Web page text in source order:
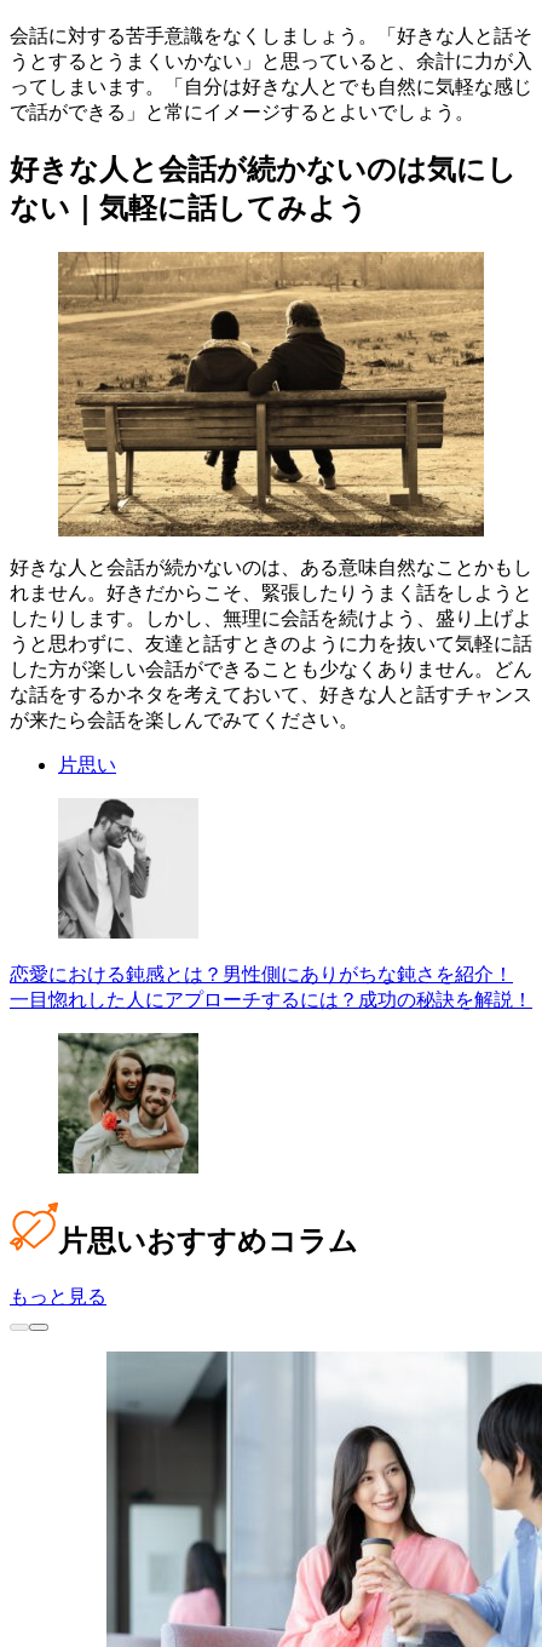
会話に対する苦手意識をなくしましょう。「好きな人と話そ
うとするとうまくいかない」と思っていると、余計に力が入
ってしまいます。「自分は好きな人とでも自然に気軽な感じ
で話ができる」と常にイメージするとよいでしょう。
好きな人と会話が続かないのは気にし
ない｜気軽に話してみよう
好きな人と会話が続かないのは、ある意味自然なことかもし
れません。好きだからこそ、緊張したりうまく話をしようと
したりします。しかし、無理に会話を続けよう、盛り上げよ
うと思わずに、友達と話すときのように力を抜いて気軽に話
した方が楽しい会話ができることも少なくありません。どん
な話をするかネタを考えておいて、好きな人と話すチャンス
が来たら会話を楽しんでみてください。
片思い
恋愛における鈍感とは？男性側にありがちな鈍さを紹介！
一目惚れした人にアプローチするには？成功の秘訣を解説！
片思いおすすめコラム
もっと見る